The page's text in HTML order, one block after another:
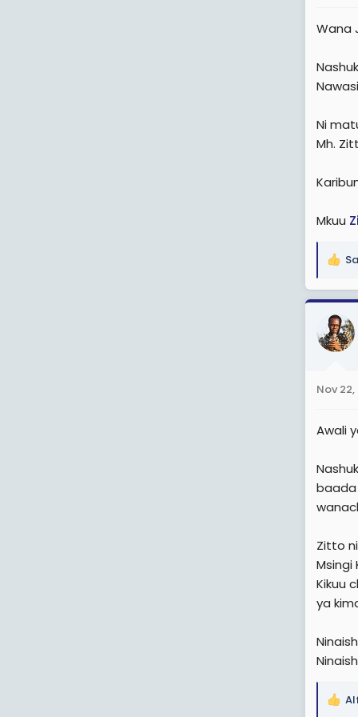
Wana
Ni
Mh.
Mkuu
R
a
c
t
i
s
Nov 22,
Awali
baada
Zitto
Msingi
Kikuu
ya
R